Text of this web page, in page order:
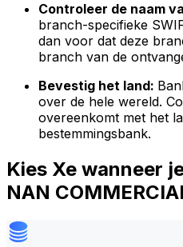
Controleer de naam
branch-specifieke
dan voor dat deze
branch van de
Bevestig het land:
over de hele wereld.
overeenkomt met het
bestemmingsbank.
Kies Xe wanneer
NAN